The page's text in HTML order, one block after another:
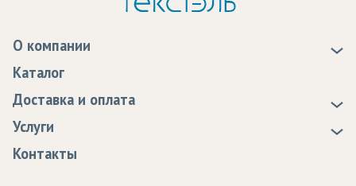
О компании
Статьи
Программа лояльности
Сертификаты качества
Каталог
Доставка и оплата
Доставка
Оплата
Услуги
Образцы
Контакты